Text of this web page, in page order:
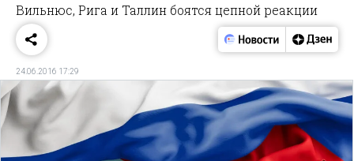
Вильнюс, Рига и Таллин боятся цепной реакции
24.06.2016 17:29